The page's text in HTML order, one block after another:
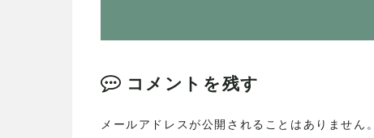
コメントを残す
メールアドレスが公開されることはありません。